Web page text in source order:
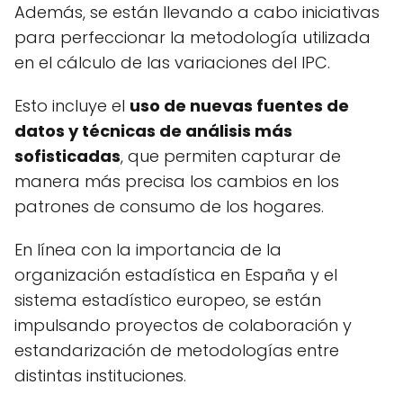
Además, se están llevando a cabo iniciativas
para perfeccionar la metodología utilizada
en el cálculo de las variaciones del IPC.
Esto incluye el uso de nuevas fuentes de
datos y técnicas de análisis más
sofisticadas, que permiten capturar de
manera más precisa los cambios en los
patrones de consumo de los hogares.
En línea con la importancia de la
organización estadística en España y el
sistema estadístico europeo, se están
impulsando proyectos de colaboración y
estandarización de metodologías entre
distintas instituciones.